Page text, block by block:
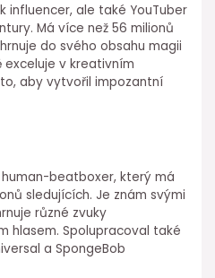
influencer, ale také YouTuber
Má více než 56 milionů
do svého obsahu magii
exceluje v kreativním
aby vytvořil impozantní
beatboxer, který má
sledujících. Je znám svými
různé zvuky
hlasem. Spolupracoval také
a SpongeBob